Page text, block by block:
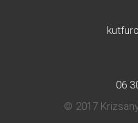
06
© 2017